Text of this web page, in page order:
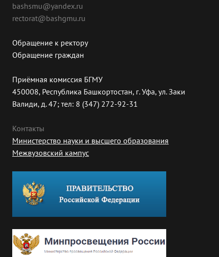
bashsmu@yandex.ru
rectorat@bashgmu.ru
Обращение к ректору
Обращение граждан
Приёмная комиссия БГМУ
450008, Республика Башкортостан, г. Уфа, ул. Заки
Валиди, д. 47; тел: 8 (347) 272-92-31
Контакты
Министерство науки и высшего образования
Межвузовский кампус